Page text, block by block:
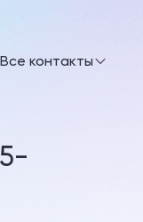
Все контакты